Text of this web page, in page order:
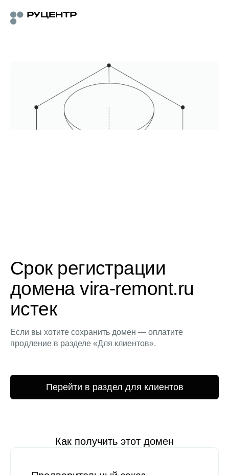
Срок регистрации
домена vira-remont.ru
истек
Если вы хотите сохранить домен — оплатите
продление в разделе «Для клиентов».
Перейти в раздел для клиентов
Как получить этот домен